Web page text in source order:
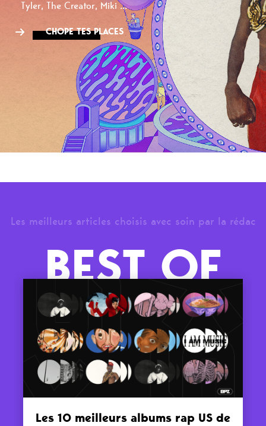
Tyler, The Creator, Miki ...
CHOPE TES PLACES
Les meilleurs articles choisis avec soin par la rédac
BEST OF
Les 10 meilleurs albums rap US de